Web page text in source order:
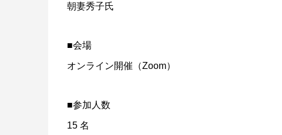
朝妻秀子氏
■会場
オンライン開催（Zoom）
■参加人数
15 名